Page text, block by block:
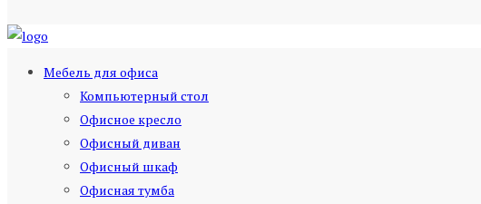
Мебель для офиса
Компьютерный стол
Офисное кресло
Офисный диван
Офисный шкаф
Офисная тумба